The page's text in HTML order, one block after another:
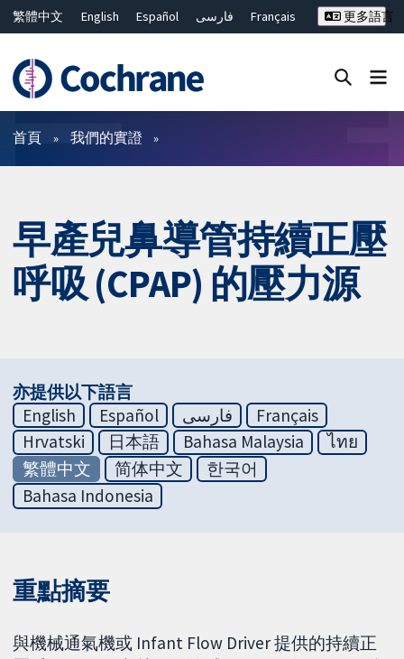
繁體中文 English Español فارسی
Français
ไทย
简体中文
更多語言
篩選條件
首頁 我們的實證
早產兒鼻導管持續正壓
呼吸 (CPAP) 的壓力源
亦提供以下語言
English
Español فارسی
Français
Hrvatski
日本語 Bahasa Malaysia
ไทย
繁體中文
简体中文
한국어
Bahasa Indonesia
重點摘要
與機械通氣機或 Infant Flow Driver 提供的持續正